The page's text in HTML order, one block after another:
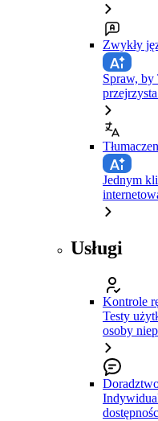
Zwykły
Spraw, by
Jednym
Usługi
Kontrole
Testy
osoby